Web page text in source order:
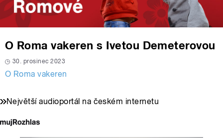
O Roma vakeren s Ivetou Demeterovou
30. prosinec 2023
O Roma vakeren
Největší audioportál na českém internetu